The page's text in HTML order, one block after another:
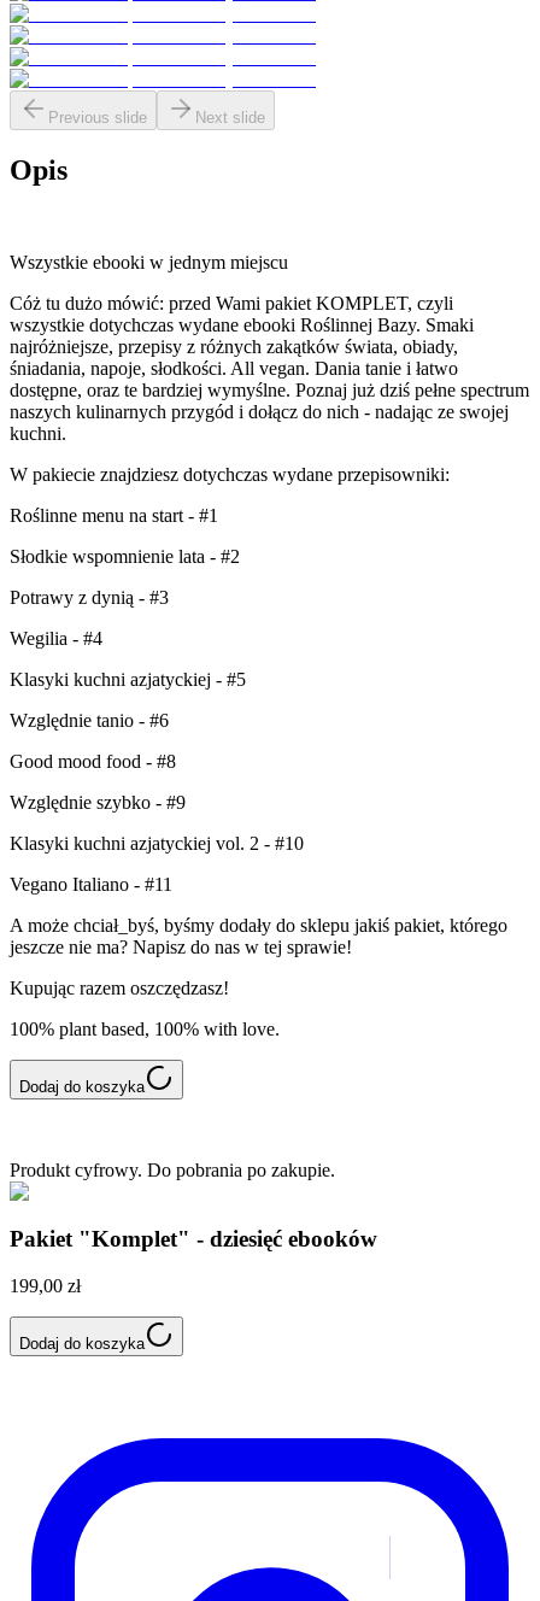
Previous slide Next slide
Opis
Wszystkie ebooki w jednym miejscu
Cóż tu dużo mówić: przed Wami pakiet KOMPLET, czyli
wszystkie dotychczas wydane ebooki Roślinnej Bazy. Smaki
najróżniejsze, przepisy z różnych zakątków świata, obiady,
śniadania, napoje, słodkości. All vegan. Dania tanie i łatwo
dostępne, oraz te bardziej wymyślne. Poznaj już dziś pełne spectrum
naszych kulinarnych przygód i dołącz do nich - nadając ze swojej
kuchni.
W pakiecie znajdziesz dotychczas wydane przepisowniki:
Roślinne menu na start - #1
Słodkie wspomnienie lata - #2
Potrawy z dynią - #3
Wegilia - #4
Klasyki kuchni azjatyckiej - #5
Względnie tanio - #6
Good mood food - #8
Względnie szybko - #9
Klasyki kuchni azjatyckiej vol. 2 - #10
Vegano Italiano - #11
A może chciał_byś, byśmy dodały do sklepu jakiś pakiet, którego
jeszcze nie ma? Napisz do nas w tej sprawie!
Kupując razem oszczędzasz!
100% plant based, 100% with love.
Dodaj do koszyka
Produkt cyfrowy. Do pobrania po zakupie.
Pakiet "Komplet" - dziesięć ebooków
199,00 zł
Dodaj do koszyka